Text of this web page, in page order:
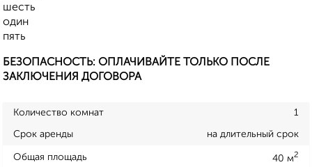
шесть
один
пять
БЕЗОПАСНОСТЬ: ОПЛАЧИВАЙТЕ ТОЛЬКО ПОСЛЕ
ЗАКЛЮЧЕНИЯ ДОГОВОРА
Количество комнат 1
Срок аренды на длительный срок
Общая площадь 40 м2